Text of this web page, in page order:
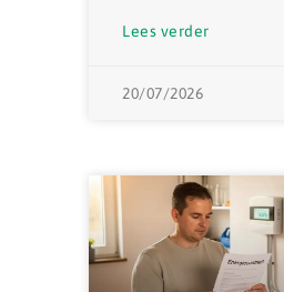
Lees verder
20/07/2026